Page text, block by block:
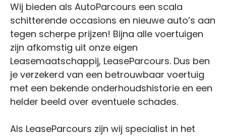
Wij bieden als AutoParcours een scala
schitterende occasions en nieuwe auto’s aan
tegen scherpe prijzen! Bijna alle voertuigen
zijn afkomstig uit onze eigen
Leasemaatschappij, LeaseParcours. Dus ben
je verzekerd van een betrouwbaar voertuig
met een bekende onderhoudshistorie en een
helder beeld over eventuele schades.
Als LeaseParcours zijn wij specialist in het